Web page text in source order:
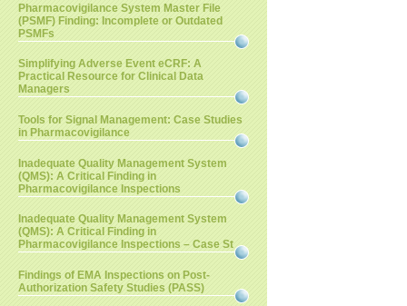
Pharmacovigilance System Master File
(PSMF) Finding: Incomplete or Outdated
PSMFs
Simplifying Adverse Event eCRF: A
Practical Resource for Clinical Data
Managers
Tools for Signal Management: Case Studies
in Pharmacovigilance
Inadequate Quality Management System
(QMS): A Critical Finding in
Pharmacovigilance Inspections
Inadequate Quality Management System
(QMS): A Critical Finding in
Pharmacovigilance Inspections – Case St
Findings of EMA Inspections on Post-
Authorization Safety Studies (PASS)